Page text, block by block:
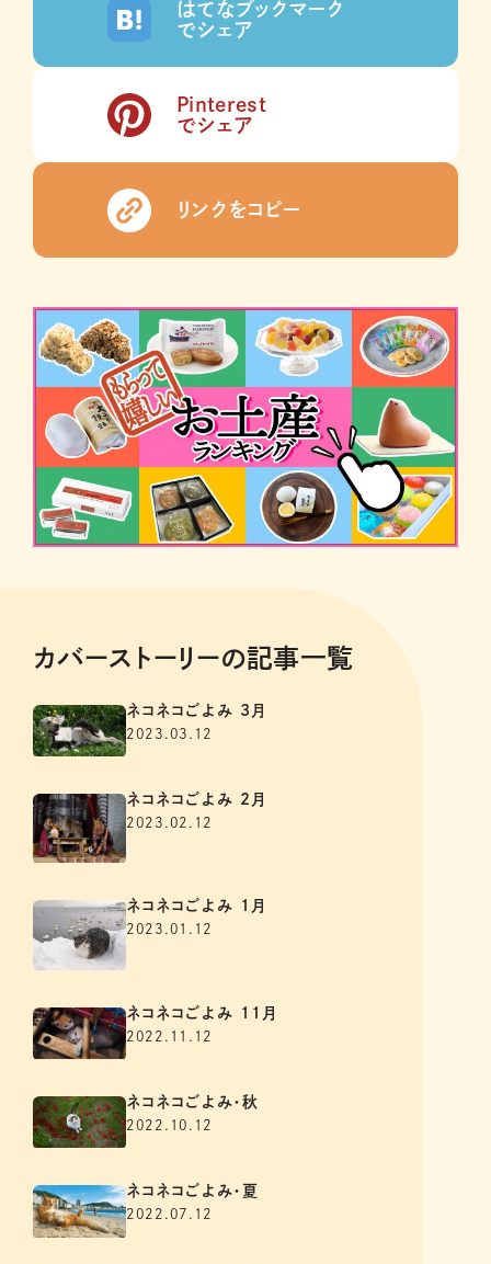
はてなブックマーク
でシェア
Pinterest
でシェア
リンクをコピー
カバーストーリーの記事一覧
ネコネコごよみ 3月
2023.03.12
ネコネコごよみ 2月
2023.02.12
ネコネコごよみ 1月
2023.01.12
ネコネコごよみ 11月
2022.11.12
ネコネコごよみ・秋
2022.10.12
ネコネコごよみ・夏
2022.07.12